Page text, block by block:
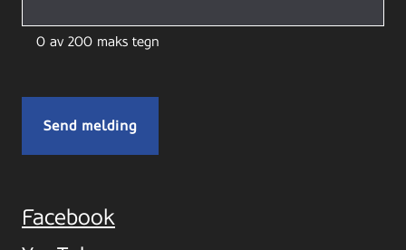
0 av 200 maks tegn
Facebook